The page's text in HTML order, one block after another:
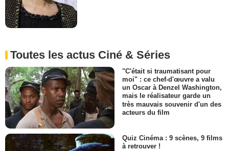
Toutes les actus Ciné & Séries
"C'était si traumatisant pour
moi" : ce chef-d'œuvre a valu
un Oscar à Denzel Washington,
mais le réalisateur garde un
très mauvais souvenir d'un des
acteurs du film
Quiz Cinéma : 9 scènes, 9 films
à retrouver !